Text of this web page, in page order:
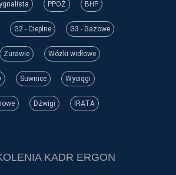
KADR ERGON
PPOŻ BHP
G2 - Cieplne G3 - Gazowe
Żurawie Wózki widłowe
Suwnice Wyciągi
Dźwigi IRATA